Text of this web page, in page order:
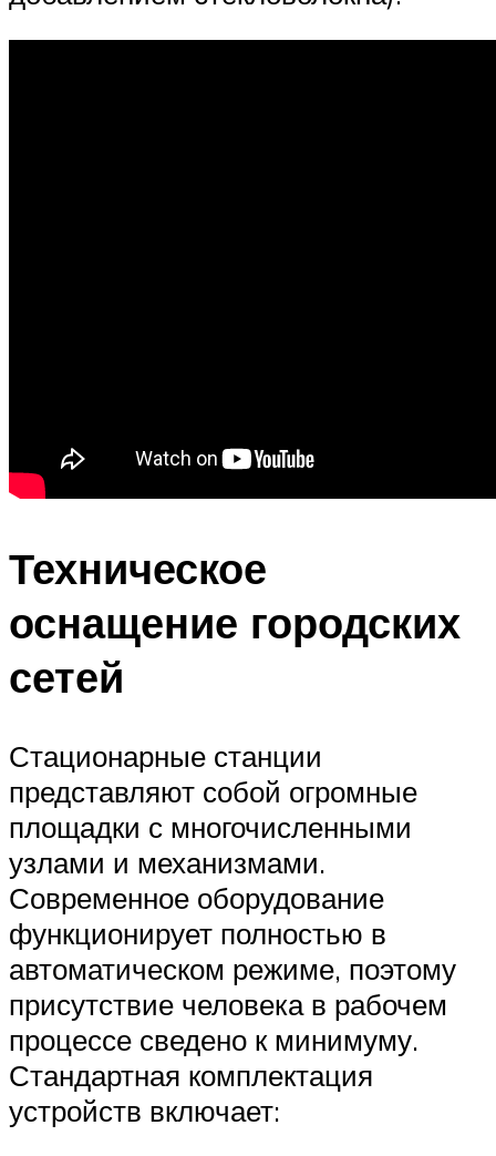
Техническое
оснащение городских
сетей
Стационарные станции
представляют собой огромные
площадки с многочисленными
узлами и механизмами.
Современное оборудование
функционирует полностью в
автоматическом режиме, поэтому
присутствие человека в рабочем
процессе сведено к минимуму.
Стандартная комплектация
устройств включает: